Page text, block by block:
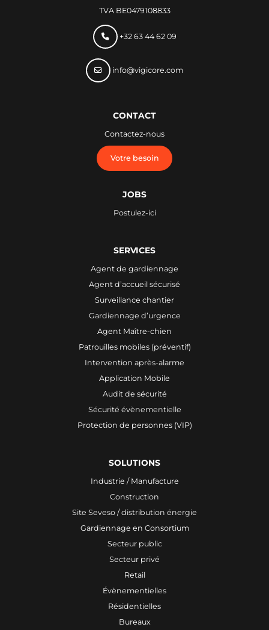
TVA BE0479108833
+32 63 44 62 09
info@vigicore.com
SERVICES
Agent de gardiennage
Agent d’accueil sécurisé
Surveillance chantier
Gardiennage d’urgence
Agent Maître-chien
Patrouilles mobiles (préventif)
Intervention après-alarme
Application Mobile
Audit de sécurité
Sécurité évènementielle
Protection de personnes (VIP)
SOLUTIONS
Industrie / Manufacture
Construction
Site Seveso / distribution énergie
Gardiennage en Consortium
Secteur public
Secteur privé
Retail
Évènementielles
Résidentielles
Bureaux
CONTACT
Contactez-nous
Votre besoin
JOBS
Postulez-ici